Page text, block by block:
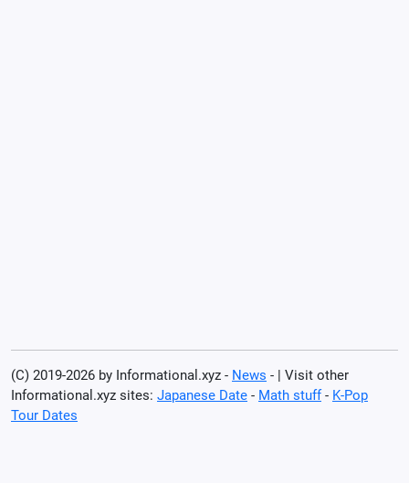
(C) 2019-2026 by Informational.xyz - News - | Visit other
Informational.xyz sites: Japanese Date - Math stuff- K-Pop
Tour Dates